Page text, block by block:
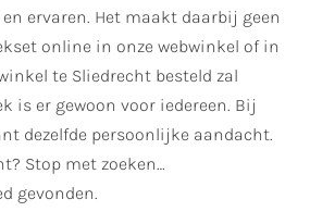
ervaren. Het maakt daarbij geen
online in onze webwinkel of in
te Sliedrecht besteld zal
is er gewoon voor iedereen. Bij
dezelfde persoonlijke aandacht.
Stop met zoeken…
gevonden.